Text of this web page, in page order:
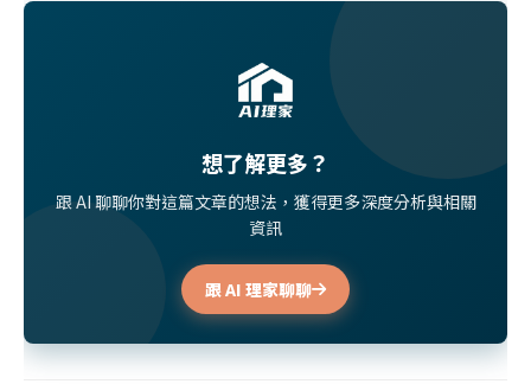
想了解更多？
跟 AI 聊聊你對這篇文章的想法，獲得更多深度分析與相關
資訊
跟 AI 理家聊聊